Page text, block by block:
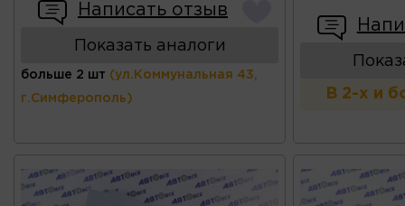
Написать отзыв
Показать аналоги
больше 2 шт (ул.Коммунальная 43,
г.Симферополь) В 2-х и